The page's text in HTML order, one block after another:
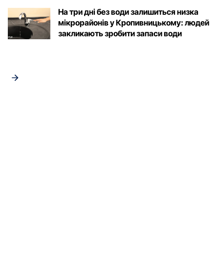
На три дні без води залишиться низка
мікрорайонів у Кропивницькому: людей
закликають зробити запаси води